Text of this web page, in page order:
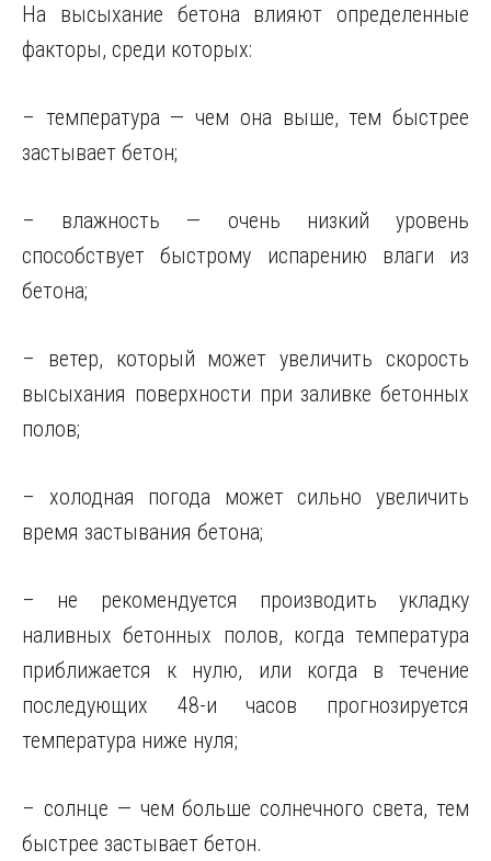
На высыхание бетона влияют определенные
факторы, среди которых:
– температура — чем она выше, тем быстрее
застывает бетон;
– влажность — очень низкий уровень
способствует быстрому испарению влаги из
бетона;
– ветер, который может увеличить скорость
высыхания поверхности при заливке бетонных
полов;
– холодная погода может сильно увеличить
время застывания бетона;
– не рекомендуется производить укладку
наливных бетонных полов, когда температура
приближается к нулю, или когда в течение
последующих 48-и часов прогнозируется
температура ниже нуля;
– солнце — чем больше солнечного света, тем
быстрее застывает бетон.